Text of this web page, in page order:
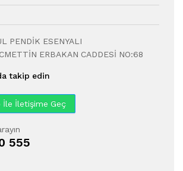
PENDİK ESENYALI
ERBAKAN CADDESİ NO:68
takip edin
İle İletişime Geç
555